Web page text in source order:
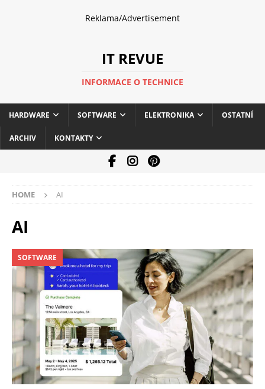
Reklama/Advertisement
IT REVUE
INFORMACE O TECHNICE
HARDWARE SOFTWARE ELEKTRONIKA OSTATNÍ
ARCHIV KONTAKTY
HOME AI
AI
SOFTWARE